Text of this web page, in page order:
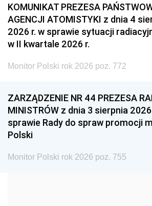
2011 2010
2008 2007
2005
1996 1995
1993 1992
1990
1987 1986
KOMUNIKAT PREZESA
AGENCJI ATOMISTYKI z dnia 4
2026 r. w sprawie sytuacji
w II kwartale 2026 r.
Monitor Polski rok 2026 poz. 772
ZARZĄDZENIE NR 44 PREZESA
MINISTRÓW z dnia 3 sierpnia
sprawie Rady do spraw promocji
Polski
Monitor Polski rok 2026 poz. 755